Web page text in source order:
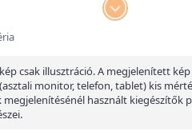
csak illusztráció. A megjelenített
monitor, telefon, tablet) kis
használt kiegészítők